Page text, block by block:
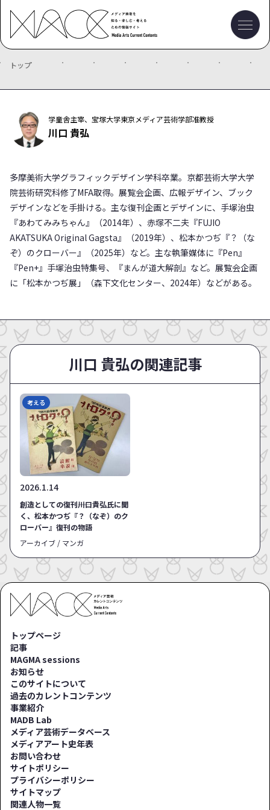
トップ
学童舎主宰、宝塚大学東京メディア芸術学部准教授
川口 貴弘
多摩美術大学グラフィックデザイン学科卒業。京都芸術大学大学
院芸術研究科修了MFA取得。展覧会企画、広報デザイン、ブック
デザインなどを手掛ける。主な復刊企画とデザインに、手塚治虫
『あわてみみちゃん』（2014年）、赤塚不二夫『FUJIO
AKATSUKA Original Gagsta』（2019年）、松本かつぢ『？（な
ぞ）のクローバー』（2025年）など。主な執筆媒体に『Pen』
『Pen+』手塚治虫特集号、『まんが道大解剖』など。展覧会企画
に「松本かつぢ展」（森下文化センター、2024年）などがある。
川口 貴弘の関連記事
考える
2026.1.14
創造としての復刊――川口貴弘氏に聞
く、松本かつぢ『？（なぞ）のク
ローバー』復刊の物語
アーカイブ / マンガ
トップページ
記事
MAGMA sessions
お知らせ
このサイトについて
過去のカレントコンテンツ
事業紹介
MADB Lab
メディア芸術データベース
メディアアート史年表
お問い合わせ
サイトポリシー
プライバシーポリシー
サイトマップ
関連人物一覧